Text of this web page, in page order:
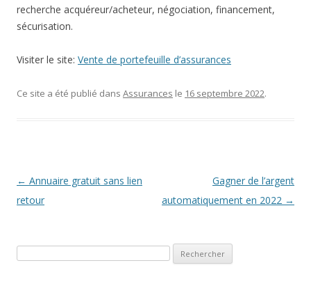
recherche acquéreur/acheteur, négociation, financement,
sécurisation.
Visiter le site: Vente de portefeuille d’assurances
Ce site a été publié dans Assurances le 16 septembre 2022.
Navigation des articles
← Annuaire gratuit sans lien
retour
Gagner de l’argent
automatiquement en 2022 →